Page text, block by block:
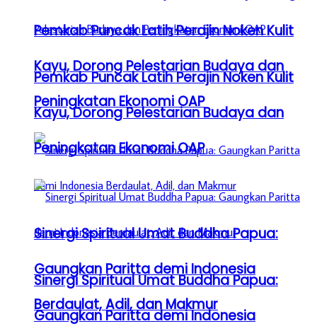
Pemkab Puncak Latih Perajin Noken Kulit
Kayu, Dorong Pelestarian Budaya dan
Peningkatan Ekonomi OAP
Sinergi Spiritual Umat Buddha Papua:
Gaungkan Paritta demi Indonesia
Berdaulat, Adil, dan Makmur
Pemkab Puncak Latih Perajin Noken Kulit
Kayu, Dorong Pelestarian Budaya dan
Peningkatan Ekonomi OAP
Sinergi Spiritual Umat Buddha Papua:
Gaungkan Paritta demi Indonesia